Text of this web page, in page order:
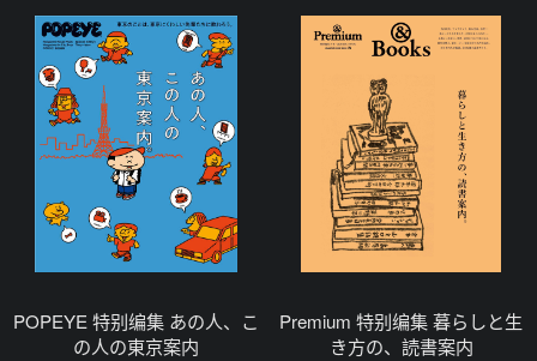
POPEYE 特别编集 あの人、こ
の人の東京案内
Premium 特别编集 暮らしと生
き方の、読書案内